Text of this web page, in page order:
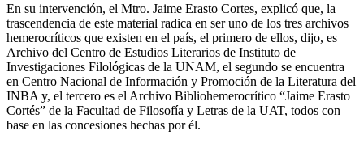
En su intervención, el Mtro. Jaime Erasto Cortes, explicó que, la
trascendencia de este material radica en ser uno de los tres archivos
hemerocríticos que existen en el país, el primero de ellos, dijo, es
Archivo del Centro de Estudios Literarios de Instituto de
Investigaciones Filológicas de la UNAM, el segundo se encuentra
en Centro Nacional de Información y Promoción de la Literatura del
INBA y, el tercero es el Archivo Bibliohemerocrítico “Jaime Erasto
Cortés” de la Facultad de Filosofía y Letras de la UAT, todos con
base en las concesiones hechas por él.